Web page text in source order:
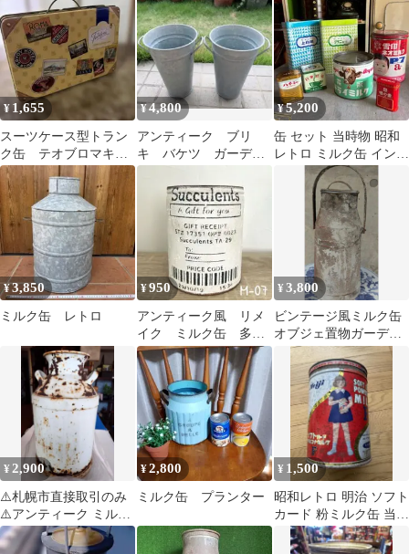
ア雑貨
¥ 1,655
スーツケース型トラン
ク缶 テオブロマキャ
ビア缶 アンティーク
¥4,800
アンティーク ブリ
キ バケツ ガーデニ
ング 2個 ミルク缶
¥5,200
缶 セット 当時物 昭和
レトロ ミルク缶 インテ
リア ビンテージ まとめ
て 置物
¥3,850
ミルク缶 レトロ
¥950
アンティーク風 リメ
イク ミルク缶 多肉
植物 サボテン 寄せ
植え
¥3,800
ビンテージ風ミルク缶
オブジェ置物ガーデニ
ング雑貨レトロサビ加
¥ 2,900
⚠️札幌市直接取引のみ
⚠️アンティーク ミルク
缶 54cm
¥2,800
ミルク缶 プランター
¥ 1,500
昭和レトロ 明治 ソフト
カード 粉ミルク缶 当時
物 ブリキ缶 アンティー